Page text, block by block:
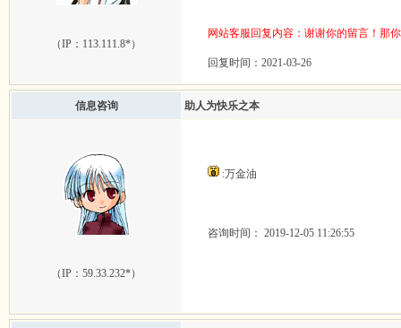
（IP： 113.111.8*）
网站客服回复内容：谢谢你的留言！那
回复时间：2021-03-26
信息咨询 助人为快乐之本
（IP： 59.33.232*）
:万金油
咨询时间： 2019-12-05 11:26:55